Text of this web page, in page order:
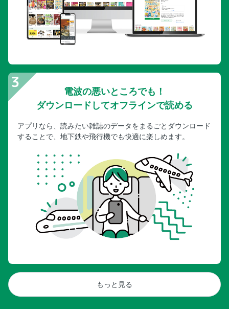
荒汐部屋、SUMO SHOP YORIKIRI （力山商店）
本物の日本文化に触れられる街、深川で江戸の世界に飛び込
もう！
奥付
Tokyo Treasure Hunt Map
電波の悪いところでも！
ダウンロードしてオフラインで読める
アプリなら、読みたい雑誌のデータをまるごとダウンロード
することで、地下鉄や飛行機でも快適に楽しめます。
もっと見る